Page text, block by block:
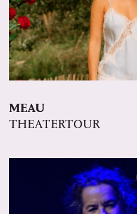
MEAU
THEATERTOUR